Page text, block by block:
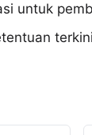
untuk